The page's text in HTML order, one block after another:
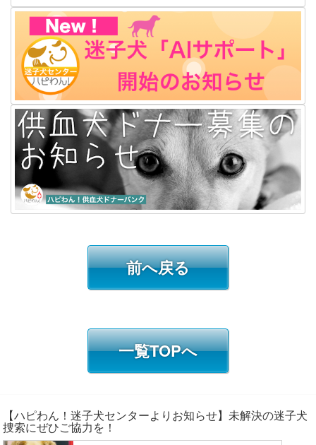
前へ戻る
一覧TOPへ
【ハピわん！迷子犬センターよりお知らせ】未解決の迷子犬
捜索にぜひご協力を！